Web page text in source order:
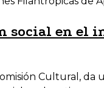
social en el
Cultural,